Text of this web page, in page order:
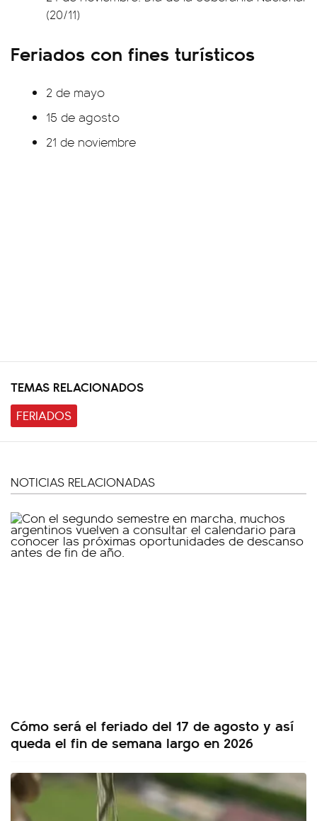
(20/11)
Feriados con fines turísticos
2 de mayo
15 de agosto
21 de noviembre
TEMAS RELACIONADOS
FERIADOS
NOTICIAS RELACIONADAS
Cómo será el feriado del 17 de agosto y así
queda el fin de semana largo en 2026